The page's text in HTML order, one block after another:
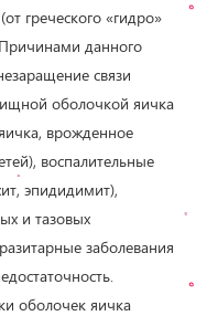
греческого «гидро»
данного
связи
оболочкой яичка
врожденное
воспалительные
эпидидимит),
и тазовых
заболевания
оболочек яичка